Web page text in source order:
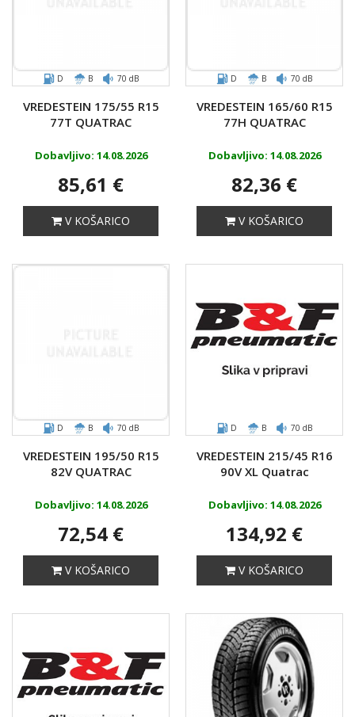
D B 70 dB
VREDESTEIN 175/55 R15
77T QUATRAC
Dobavljivo: 14.08.2026
85,61 €
V KOŠARICO
D B 70 dB
VREDESTEIN 165/60 R15
77H QUATRAC
Dobavljivo: 14.08.2026
82,36 €
V KOŠARICO
D B 70 dB
VREDESTEIN 195/50 R15
82V QUATRAC
Dobavljivo: 14.08.2026
72,54 €
V KOŠARICO
D B 70 dB
VREDESTEIN 215/45 R16
90V XL Quatrac
Dobavljivo: 14.08.2026
134,92 €
V KOŠARICO